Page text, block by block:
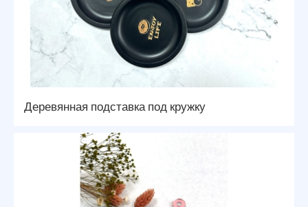
Деревянная подставка под кружку